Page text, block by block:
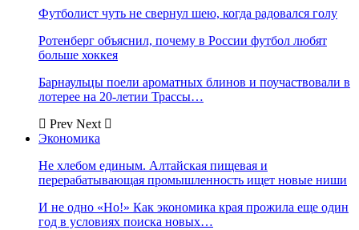
Футболист чуть не свернул шею, когда радовался голу
Ротенберг объяснил, почему в России футбол любят
больше хоккея
Барнаульцы поели ароматных блинов и поучаствовали в
лотерее на 20-летии Трассы…
Prev Next
Экономика
Не хлебом единым. Алтайская пищевая и
перерабатывающая промышленность ищет новые ниши
И не одно «Но!» Как экономика края прожила еще один
год в условиях поиска новых…